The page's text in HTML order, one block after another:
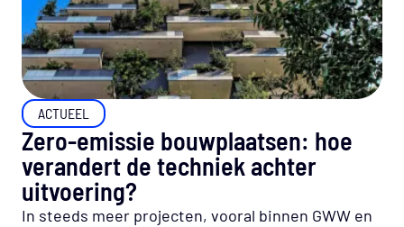
ACTUEEL
Zero-emissie bouwplaatsen: hoe
verandert de techniek achter
uitvoering?
In steeds meer projecten, vooral binnen GWW en